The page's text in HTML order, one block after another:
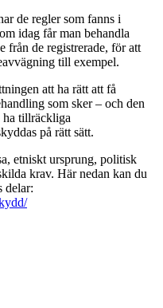
de regler som fanns i
idag får man behandla
från de registrerade, för att
till exempel.
att ha rätt att få
som sker – och den
ha tillräckliga
på rätt sätt.
etniskt ursprung, politisk
krav. Här nedan kan du
delar: